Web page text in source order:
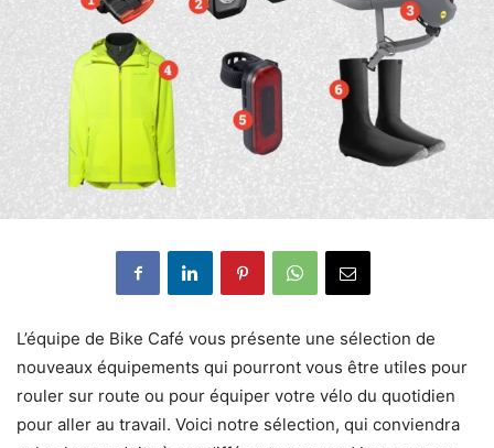
L’équipe de Bike Café vous présente une sélection de
nouveaux équipements qui pourront vous être utiles pour
rouler sur route ou pour équiper votre vélo du quotidien
pour aller au travail. Voici notre sélection, qui conviendra